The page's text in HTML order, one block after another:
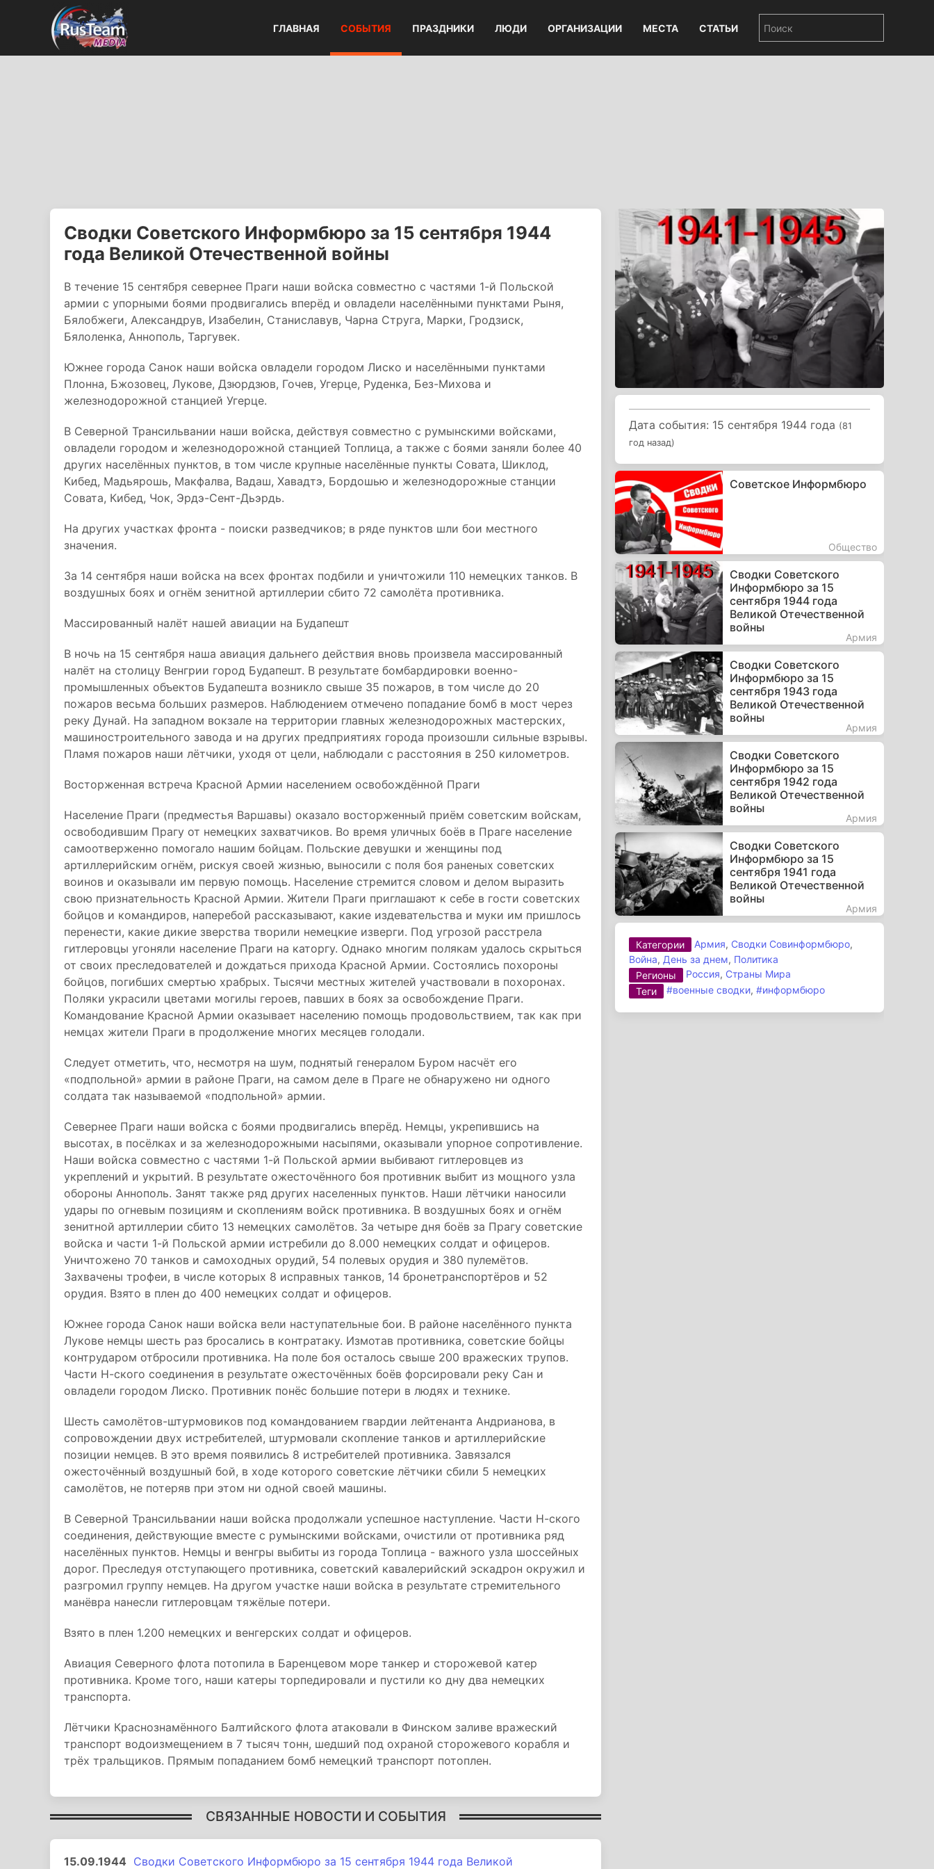
ГЛАВНАЯ СОБЫТИЯ ПРАЗДНИКИ ЛЮДИ ОРГАНИЗАЦИИ МЕСТА СТАТЬИ
Сводки Советского Информбюро за 15 сентября 1944
года Великой Отечественной войны
В течение 15 сентября севернее Праги наши войска совместно с частями 1-й Польской
армии с упорными боями продвигались вперёд и овладели населёнными пунктами Рыня,
Бялобжеги, Александрув, Изабелин, Станиславув, Чарна Струга, Марки, Гродзиск,
Бялоленка, Аннополь, Таргувек.
Южнее города Санок наши войска овладели городом Лиско и населёнными пунктами
Плонна, Бжозовец, Лукове, Дзюрдзюв, Гочев, Угерце, Руденка, Без-Михова и
железнодорожной станцией Угерце.
В Северной Трансильвании наши войска, действуя совместно с румынскими войсками,
овладели городом и железнодорожной станцией Топлица, а также с боями заняли более 40
других населённых пунктов, в том числе крупные населённые пункты Совата, Шиклод,
Кибед, Мадьярошь, Макфалва, Вадаш, Хавадтэ, Бордошью и железнодорожные станции
Совата, Кибед, Чок, Эрдэ-Сент-Дьэрдь.
На других участках фронта - поиски разведчиков; в ряде пунктов шли бои местного
значения.
За 14 сентября наши войска на всех фронтах подбили и уничтожили 110 немецких танков. В
воздушных боях и огнём зенитной артиллерии сбито 72 самолёта противника.
Массированный налёт нашей авиации на Будапешт
В ночь на 15 сентября наша авиация дальнего действия вновь произвела массированный
налёт на столицу Венгрии город Будапешт. В результате бомбардировки военно-
промышленных объектов Будапешта возникло свыше 35 пожаров, в том числе до 20
пожаров весьма больших размеров. Наблюдением отмечено попадание бомб в мост через
реку Дунай. На западном вокзале на территории главных железнодорожных мастерских,
машиностроительного завода и на других предприятиях города произошли сильные взрывы.
Пламя пожаров наши лётчики, уходя от цели, наблюдали с расстояния в 250 километров.
Восторженная встреча Красной Армии населением освобождённой Праги
Население Праги (предместья Варшавы) оказало восторженный приём советским войскам,
освободившим Прагу от немецких захватчиков. Во время уличных боёв в Праге население
самоотверженно помогало нашим бойцам. Польские девушки и женщины под
артиллерийским огнём, рискуя своей жизнью, выносили с поля боя раненых советских
воинов и оказывали им первую помощь. Население стремится словом и делом выразить
свою признательность Красной Армии. Жители Праги приглашают к себе в гости советских
бойцов и командиров, наперебой рассказывают, какие издевательства и муки им пришлось
перенести, какие дикие зверства творили немецкие изверги. Под угрозой расстрела
гитлеровцы угоняли население Праги на каторгу. Однако многим полякам удалось скрыться
от своих преследователей и дождаться прихода Красной Армии. Состоялись похороны
бойцов, погибших смертью храбрых. Тысячи местных жителей участвовали в похоронах.
Поляки украсили цветами могилы героев, павших в боях за освобождение Праги.
Командование Красной Армии оказывает населению помощь продовольствием, так как при
немцах жители Праги в продолжение многих месяцев голодали.
Следует отметить, что, несмотря на шум, поднятый генералом Буром насчёт его
«подпольной» армии в районе Праги, на самом деле в Праге не обнаружено ни одного
солдата так называемой «подпольной» армии.
Севернее Праги наши войска с боями продвигались вперёд. Немцы, укрепившись на
высотах, в посёлках и за железнодорожными насыпями, оказывали упорное сопротивление.
Наши войска совместно с частями 1-й Польской армии выбивают гитлеровцев из
укреплений и укрытий. В результате ожесточённого боя противник выбит из мощного узла
обороны Аннополь. Занят также ряд других населенных пунктов. Наши лётчики наносили
удары по огневым позициям и скоплениям войск противника. В воздушных боях и огнём
зенитной артиллерии сбито 13 немецких самолётов. За четыре дня боёв за Прагу советские
войска и части 1-й Польской армии истребили до 8.000 немецких солдат и офицеров.
Уничтожено 70 танков и самоходных орудий, 54 полевых орудия и 380 пулемётов.
Захвачены трофеи, в числе которых 8 исправных танков, 14 бронетранспортёров и 52
орудия. Взято в плен до 400 немецких солдат и офицеров.
Южнее города Санок наши войска вели наступательные бои. В районе населённого пункта
Лукове немцы шесть раз бросались в контратаку. Измотав противника, советские бойцы
контрударом отбросили противника. На поле боя осталось свыше 200 вражеских трупов.
Части Н-ского соединения в результате ожесточённых боёв форсировали реку Сан и
овладели городом Лиско. Противник понёс большие потери в людях и технике.
Шесть самолётов-штурмовиков под командованием гвардии лейтенанта Андрианова, в
сопровождении двух истребителей, штурмовали скопление танков и артиллерийские
позиции немцев. В это время появились 8 истребителей противника. Завязался
ожесточённый воздушный бой, в ходе которого советские лётчики сбили 5 немецких
самолётов, не потеряв при этом ни одной своей машины.
В Северной Трансильвании наши войска продолжали успешное наступление. Части Н-ского
соединения, действующие вместе с румынскими войсками, очистили от противника ряд
населённых пунктов. Немцы и венгры выбиты из города Топлица - важного узла шоссейных
дорог. Преследуя отступающего противника, советский кавалерийский эскадрон окружил и
разгромил группу немцев. На другом участке наши войска в результате стремительного
манёвра нанесли гитлеровцам тяжёлые потери.
Взято в плен 1.200 немецких и венгерских солдат и офицеров.
Авиация Северного флота потопила в Баренцевом море танкер и сторожевой катер
противника. Кроме того, наши катеры торпедировали и пустили ко дну два немецких
транспорта.
Лётчики Краснознамённого Балтийского флота атаковали в Финском заливе вражеский
транспорт водоизмещением в 7 тысяч тонн, шедший под охраной сторожевого корабля и
трёх тральщиков. Прямым попаданием бомб немецкий транспорт потоплен.
СВЯЗАННЫЕ НОВОСТИ И СОБЫТИЯ
15.09.1944 Сводки Советского Информбюро за 15 сентября 1944 года Великой
Дата события: 15 сентября 1944 года (81
год назад)
Советское Информбюро
Общество
Сводки Советского
Информбюро за 15
сентября 1944 года
Великой Отечественной
войны
Армия
Сводки Советского
Информбюро за 15
сентября 1943 года
Великой Отечественной
войны
Армия
Сводки Советского
Информбюро за 15
сентября 1942 года
Великой Отечественной
войны
Армия
Сводки Советского
Информбюро за 15
сентября 1941 года
Великой Отечественной
войны
Армия
Категории Армия, Сводки Совинформбюро,
Война, День за днем, Политика
Регионы
Россия, Страны Мира
Теги
#военные сводки,#информбюро